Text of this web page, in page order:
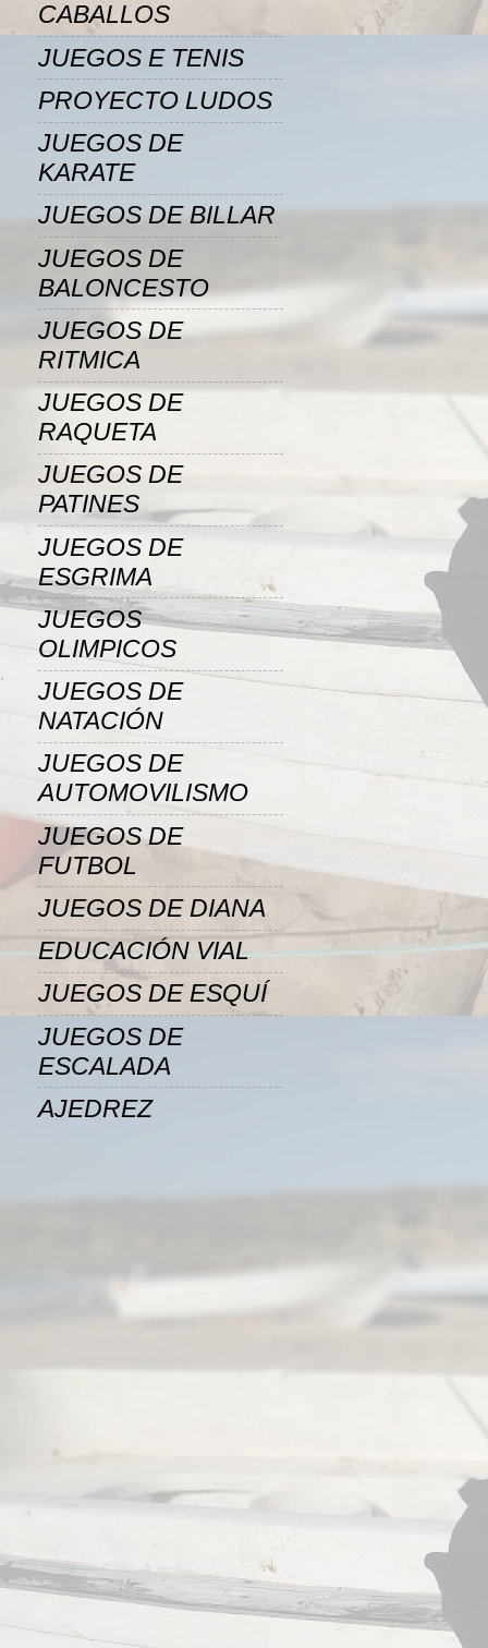
CABALLOS
JUEGOS E TENIS
PROYECTO LUDOS
JUEGOS DE
KARATE
JUEGOS DE BILLAR
JUEGOS DE
BALONCESTO
JUEGOS DE
RITMICA
JUEGOS DE
RAQUETA
JUEGOS DE
PATINES
JUEGOS DE
ESGRIMA
JUEGOS
OLIMPICOS
JUEGOS DE
NATACIÓN
JUEGOS DE
AUTOMOVILISMO
JUEGOS DE
FUTBOL
JUEGOS DE DIANA
EDUCACIÓN VIAL
JUEGOS DE ESQUÍ
JUEGOS DE
ESCALADA
AJEDREZ